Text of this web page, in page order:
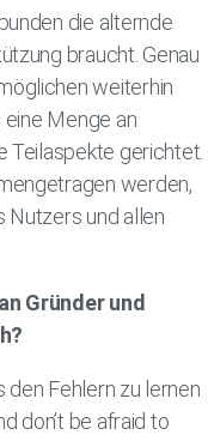
die alternde
braucht. Genau
weiterhin
Menge an
Teilaspekte gerichtet.
werden,
Nutzers und allen
Gründer und
den Fehlern zu lernen
don’t be afraid to